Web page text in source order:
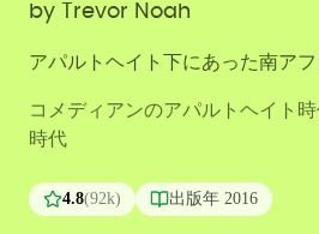
by Trevor Noah
アパルトヘイト下にあった南ア
コメディアンのアパルトヘイト
時代
4.8(92k) 出版年 2016